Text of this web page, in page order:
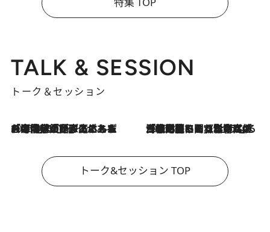
TALK & SESSION
トーク＆セッション
2026.8.3
「今後値上げがあるとすれば…」「リスクがあるのは今年の冬」エネルギー専門家が語る、ホルムズ海峡封鎖が家庭にもたらす“ある心配” 2026.8.3
「住宅建てられない…」「サーチャージ料の高値が続いている」ホルムズ海峡封鎖による影響はいつまで続く？《エネルギー専門家に聞く“どうなる日本の暮らし”》
トーク&セッション TOP